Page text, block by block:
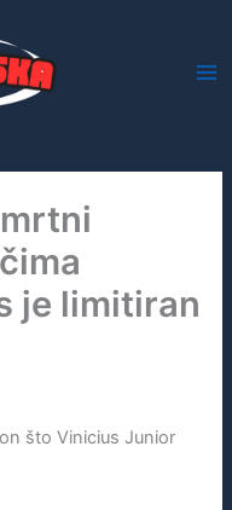
je limitiran
što Vinicius Junior